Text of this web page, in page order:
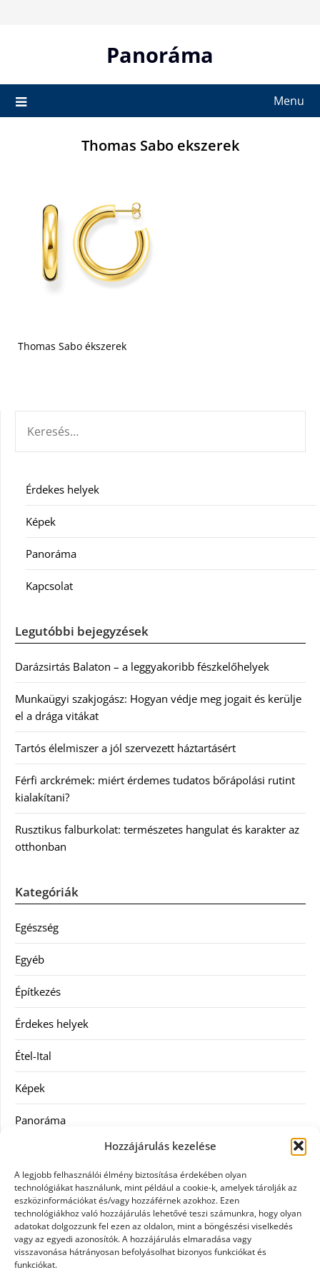
Hozzájárulás kezelése
A legjobb felhasználói élmény biztosítása érdekében olyan
technológiákat használunk, mint például a cookie-k, amelyek tárolják az
eszközinformációkat és/vagy hozzáférnek azokhoz. Ezen
technológiákhoz való hozzájárulás lehetővé teszi számunkra, hogy olyan
adatokat dolgozzunk fel ezen az oldalon, mint a böngészési viselkedés
vagy az egyedi azonosítók. A hozzájárulás elmaradása vagy
visszavonása hátrányosan befolyásolhat bizonyos funkciókat és
funkciókat.
Panoráma
Menu
Thomas Sabo ekszerek
Thomas Sabo ékszerek
Érdekes helyek
Képek
Panoráma
Kapcsolat
Legutóbbi bejegyzések
Darázsirtás Balaton – a leggyakoribb fészkelőhelyek
Munkaügyi szakjogász: Hogyan védje meg jogait és kerülje
el a drága vitákat
Tartós élelmiszer a jól szervezett háztartásért
Férfi arckrémek: miért érdemes tudatos bőrápolási rutint
kialakítani?
Rusztikus falburkolat: természetes hangulat és karakter az
otthonban
Kategóriák
Egészség
Egyéb
Építkezés
Érdekes helyek
Étel-Ital
Képek
Panoráma
Szolgáltatás
Vásárlás
Webáruházak